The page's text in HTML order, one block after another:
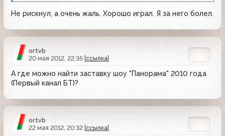
Не рискнул, а очень жаль. Хорошо играл. Я за него болел.
ortvb
20 мая 2012, 22:35 [ссылка]
А где можно найти заставку шоу "Панорама" 2010 года
(Первый канал БТ)?
ortvb
22 мая 2012, 20:32 [ссылка]